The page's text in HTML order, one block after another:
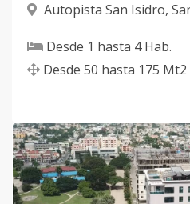
Autopista San Isidro,
Desde 1 hasta 4Hab.
Desde 50 hasta 175 Mt2